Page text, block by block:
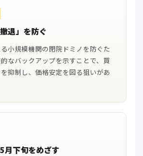
退」を防ぐ
小規模機関の閉院ドミノを防ぐた
なバックアップを示すことで、買
抑制し、価格安定を図る狙いがあ
月下旬をめざす